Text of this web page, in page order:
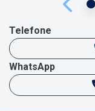
Telefone
WhatsApp